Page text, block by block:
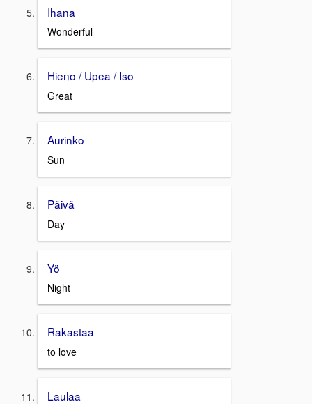
Ihana
Wonderful
Hieno / Upea / Iso
Great
Aurinko
Sun
Päivä
Day
Yö
Night
Rakastaa
to love
Laulaa